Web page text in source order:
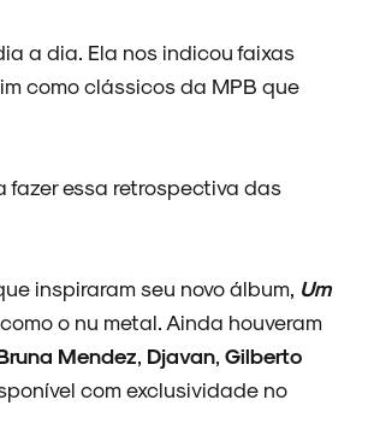
a dia. Ela nos indicou faixas
como clássicos da MPB que
fazer essa retrospectiva das
inspiraram seu novo álbum, Um
o nu metal. Ainda houveram
Mendez Djavan Gilberto
com exclusividade no